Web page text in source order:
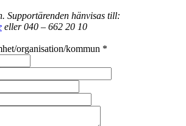
Supportärenden hänvisas till:
eller 040 – 662 20 10
organisation/kommun *